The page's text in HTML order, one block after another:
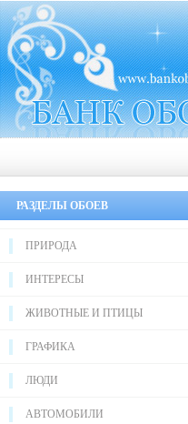
РАЗДЕЛЫ ОБОЕВ
ПРИРОДА
ИНТЕРЕСЫ
ЖИВОТНЫЕ И ПТИЦЫ
ГРАФИКА
ЛЮДИ
АВТОМОБИЛИ